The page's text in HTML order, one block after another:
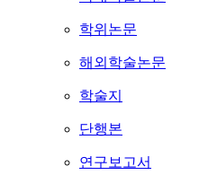
학위논문
해외학술논문
학술지
단행본
연구보고서